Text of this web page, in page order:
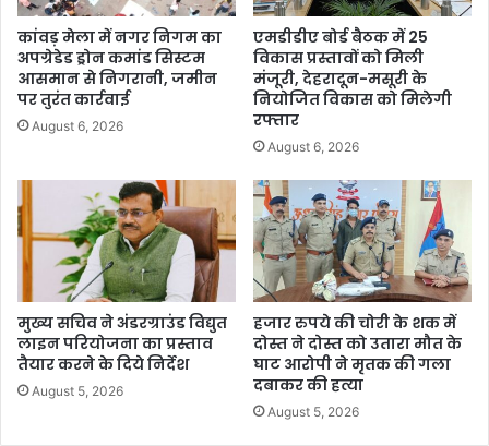
कांवड़ मेला में नगर निगम का
अपग्रेडेड ड्रोन कमांड सिस्टम
आसमान से निगरानी, जमीन
पर तुरंत कार्रवाई
August 6, 2026
एमडीडीए बोर्ड बैठक में 25
विकास प्रस्तावों को मिली
मंजूरी, देहरादून-मसूरी के
नियोजित विकास को मिलेगी
रफ्तार
August 6, 2026
मुख्य सचिव ने अंडरग्राउंड विद्युत
लाइन परियोजना का प्रस्ताव
तैयार करने के दिये निर्देश
August 5, 2026
हजार रुपये की चोरी के शक में
दोस्त ने दोस्त को उतारा मौत के
घाट आरोपी ने मृतक की गला
दबाकर की हत्या
August 5, 2026